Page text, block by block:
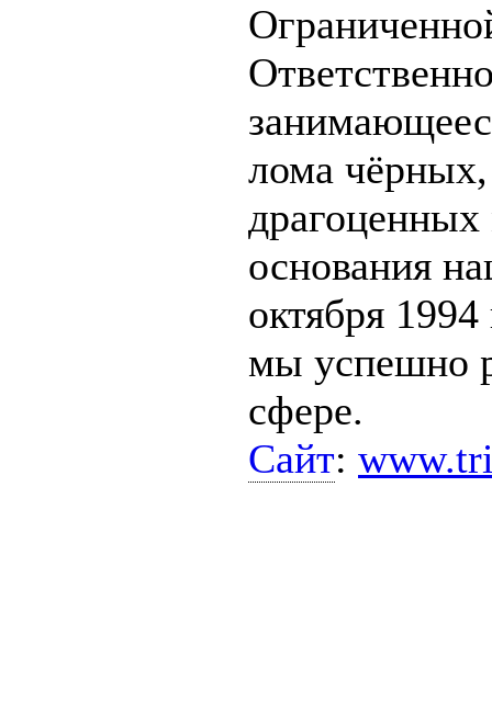
лома
основания
октября
мы успешно
сфере.
Сайт: